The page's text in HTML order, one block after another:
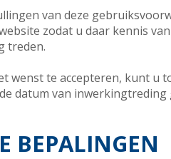
van deze
zodat u daar kennis
treden.
wenst te accepteren, kunt u
datum van
BEPALINGEN